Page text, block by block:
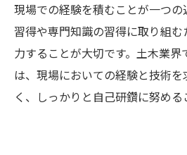
現場での経験を積むことが一つの
習得や専門知識の習得に取り組
力することが大切です。土木業
は、現場においての経験と技術
く、しっかりと自己研鑽に努める